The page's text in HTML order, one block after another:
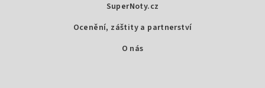
SuperNoty.cz
Ocenění, záštity a partnerství
O nás